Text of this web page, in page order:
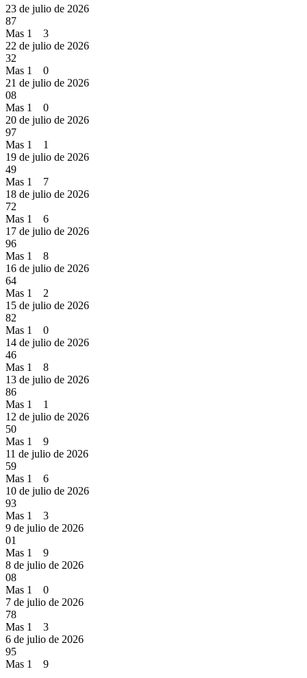
23 de julio de 2026
87
Mas 1 3
22 de julio de 2026
32
Mas 1 0
21 de julio de 2026
08
Mas 1 0
20 de julio de 2026
97
Mas 1 1
19 de julio de 2026
49
Mas 1 7
18 de julio de 2026
72
Mas 1 6
17 de julio de 2026
96
Mas 1 8
16 de julio de 2026
64
Mas 1 2
15 de julio de 2026
82
Mas 1 0
14 de julio de 2026
46
Mas 1 8
13 de julio de 2026
86
Mas 1 1
12 de julio de 2026
50
Mas 1 9
11 de julio de 2026
59
Mas 1 6
10 de julio de 2026
93
Mas 1 3
9 de julio de 2026
01
Mas 1 9
8 de julio de 2026
08
Mas 1 0
7 de julio de 2026
78
Mas 1 3
6 de julio de 2026
95
Mas 1 9